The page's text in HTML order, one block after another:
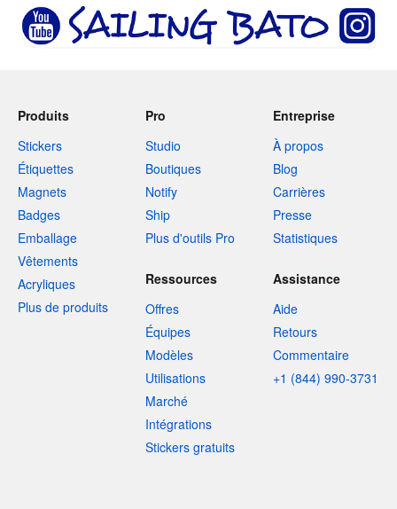
Produits
Stickers
Étiquettes
Magnets
Badges
Emballage
Vêtements
Acryliques
Plus de produits
Pro
Studio
Boutiques
Notify
Ship
Plus d'outils Pro
Entreprise
À propos
Blog
Carrières
Presse
Statistiques
Ressources
Offres
Équipes
Modèles
Utilisations
Marché
Intégrations
Stickers gratuits
Assistance
Aide
Retours
Commentaire
+1 (844) 990-3731